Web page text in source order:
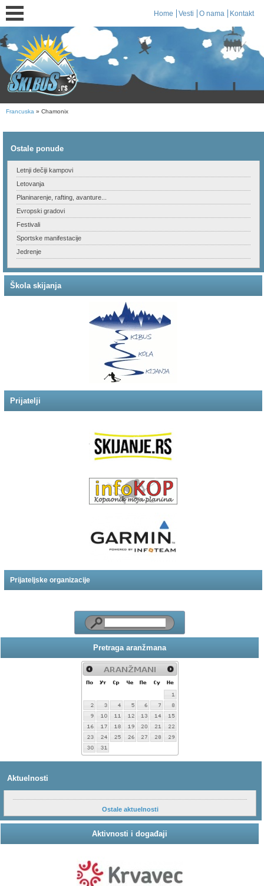
Home Vesti O nama Kontakt
Francuska » Chamonix
Ostale ponude
Letnji dečiji kampovi
Letovanja
Planinarenje, rafting, avanture...
Evropski gradovi
Festivali
Sportske manifestacije
Jedrenje
Škola skijanja
Prijatelji
Prijateljske organizacije
Pretraga aranžmana
Aktuelnosti
Ostale aktuelnosti
Aktivnosti i događaji